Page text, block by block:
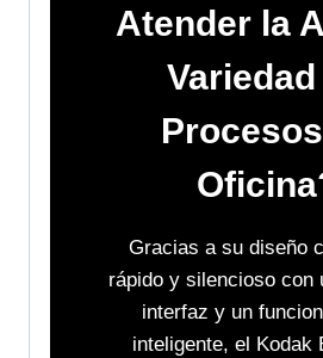
Atender la
Variedad
Gracias a su diseño
rápido y silencioso con
interfaz y un
inteligente, el Kodak